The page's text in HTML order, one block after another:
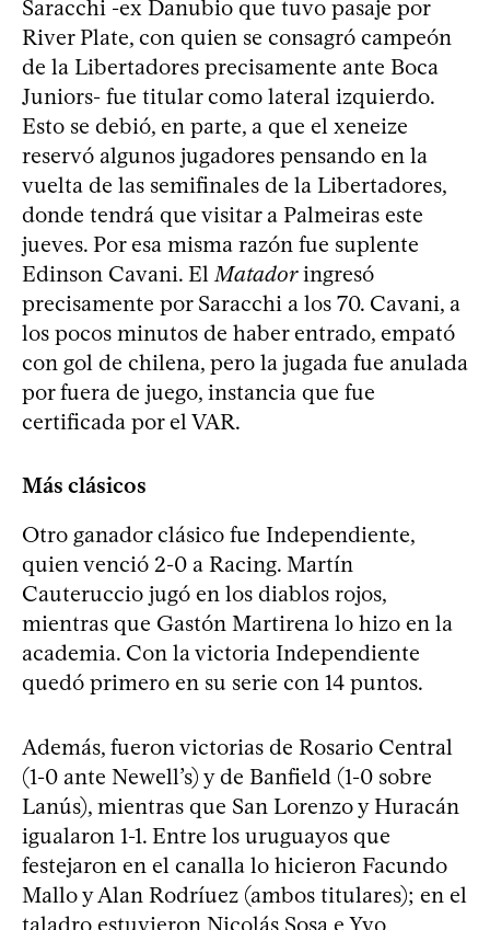
Saracchi -ex Danubio que tuvo pasaje por
River Plate, con quien se consagró campeón
de la Libertadores precisamente ante Boca
Juniors- fue titular como lateral izquierdo.
Esto se debió, en parte, a que el xeneize
reservó algunos jugadores pensando en la
vuelta de las semifinales de la Libertadores,
donde tendrá que visitar a Palmeiras este
jueves. Por esa misma razón fue suplente
Edinson Cavani. El Matadoringresó
precisamente por Saracchi a los 70. Cavani, a
los pocos minutos de haber entrado, empató
con gol de chilena, pero la jugada fue anulada
por fuera de juego, instancia que fue
certificada por el VAR.
Más clásicos
Otro ganador clásico fue Independiente,
quien venció 2-0 a Racing. Martín
Cauteruccio jugó en los diablos rojos,
mientras que Gastón Martirena lo hizo en la
academia. Con la victoria Independiente
quedó primero en su serie con 14 puntos.
Además, fueron victorias de Rosario Central
(1-0 ante Newell’s) y de Banfield (1-0 sobre
Lanús), mientras que San Lorenzo y Huracán
igualaron 1-1. Entre los uruguayos que
festejaron en el canalla lo hicieron Facundo
Mallo y Alan Rodríuez (ambos titulares); en el
taladro estuvieron Nicolás Sosa e Yvo